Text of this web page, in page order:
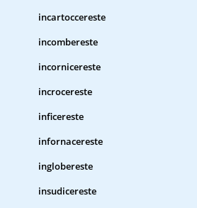
incartoccereste
incombereste
incornicereste
incrocereste
inficereste
infornacereste
inglobereste
insudicereste